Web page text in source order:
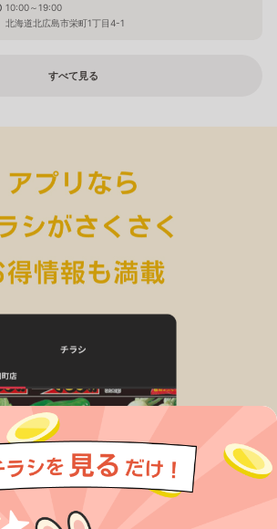
10:00～19:00
北海道北広島市栄町1丁目4-1
すべて見る